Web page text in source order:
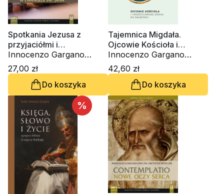
Spotkania Jezusa z
przyjaciółmi i
przyjaciółkami (CD-
audiobook)
Innocenzo Gargano
OSBCam.
27,00 zł
Do koszyka
Tajemnica Migdała.
Ojcowie Kościoła i
chrześcijańska droga do
świętości
Innocenzo Gargano
OSBCam.
42,60 zł
Do koszyka
%